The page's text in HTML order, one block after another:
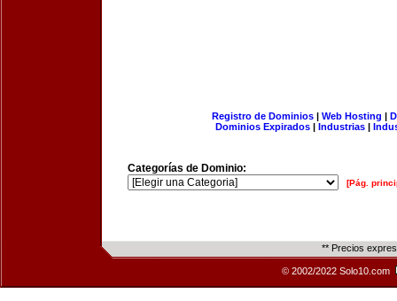
Registro de Dominios| Web Hosting |
Dominios Expirados | Industrias |
Categorías de Dominio:
[Pág.
** Precios
© 2002/2022 Solo10.com